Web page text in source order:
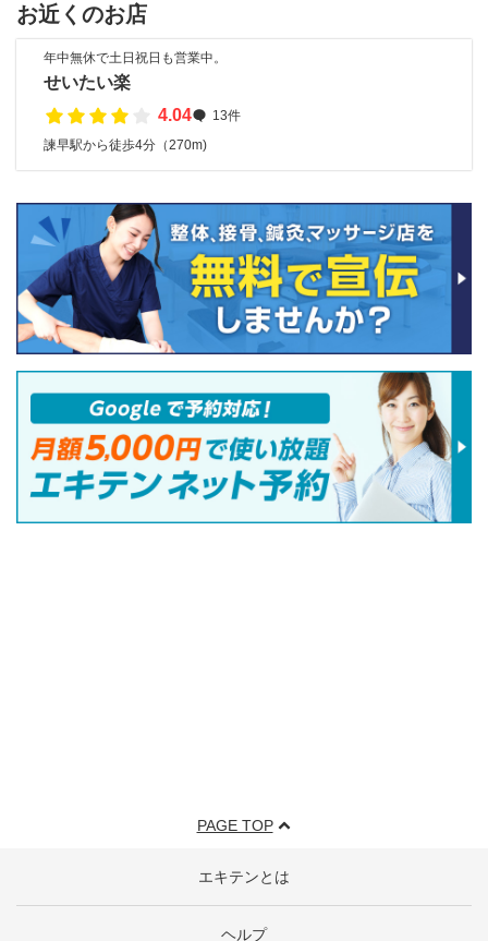
お近くのお店
年中無休で土日祝日も営業中。
せいたい楽
4.04
13件
諫早駅から徒歩4分（270m)
PAGE TOP
エキテンとは
ヘルプ